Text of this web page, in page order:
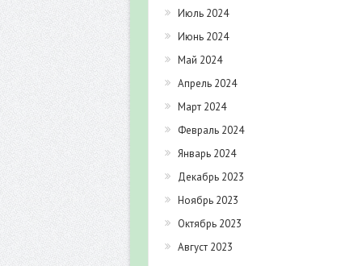
Июль 2024
Июнь 2024
Май 2024
Апрель 2024
Март 2024
Февраль 2024
Январь 2024
Декабрь 2023
Ноябрь 2023
Октябрь 2023
Август 2023